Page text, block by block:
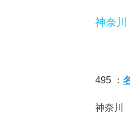
神奈川
495 ：
神奈川